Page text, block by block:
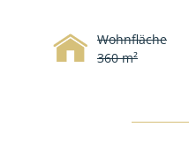
Wohnfläche
360 m²